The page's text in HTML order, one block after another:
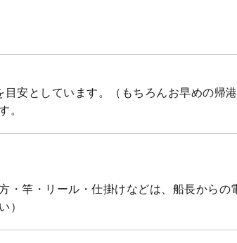
目安としています。（もちろんお早めの
。
方・竿・リール・仕掛けなどは、船長から
）